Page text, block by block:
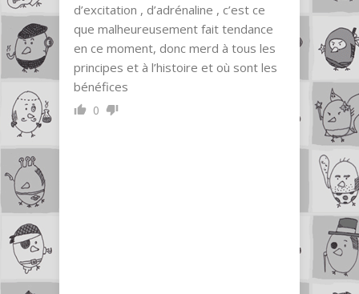
d’excitation , d’adrénaline , c’est ce
que malheureusement fait tendance
en ce moment, donc merd à tous les
principes et à l’histoire et où sont les
bénéfices
0